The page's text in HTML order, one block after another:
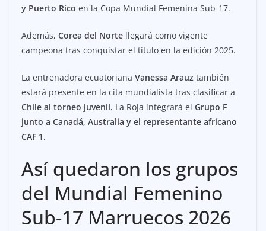
y Puerto Rico en la Copa Mundial Femenina Sub-17.
Además, Corea del Norte llegará como vigente
campeona tras conquistar el título en la edición 2025.
La entrenadora ecuatoriana Vanessa Arauz también
estará presente en la cita mundialista tras clasificar a
Chile al torneo juvenil. La Roja integrará el Grupo F
junto a Canadá, Australia y el representante africano
CAF 1.
Así quedaron los grupos
del Mundial Femenino
Sub-17 Marruecos 2026